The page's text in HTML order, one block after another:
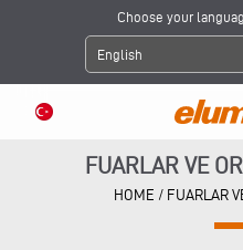
Choose your
English
FUARLAR VE
HOME / FUARLAR